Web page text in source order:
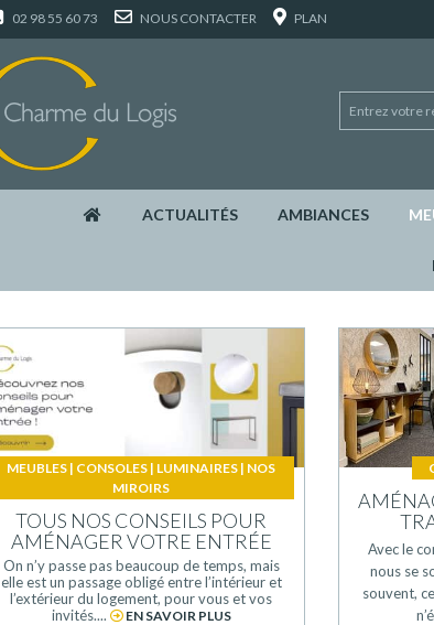
02 98 55 60 73 NOUS CONTACTER PLAN
ACTUALITÉS AMBIANCES
MEUBLES | CONSOLES | LUMINAIRES | NOS
MIROIRS
TOUS NOS CONSEILS POUR
AMÉNAGER VOTRE ENTRÉE
On n’y passe pas beaucoup de temps, mais
elle est un passage obligé entre l’intérieur et
l’extérieur du logement, pour vous et vos
invités....
EN SAVOIR PLUS
Avec le
nous se
souvent,